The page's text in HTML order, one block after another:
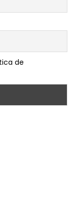
de